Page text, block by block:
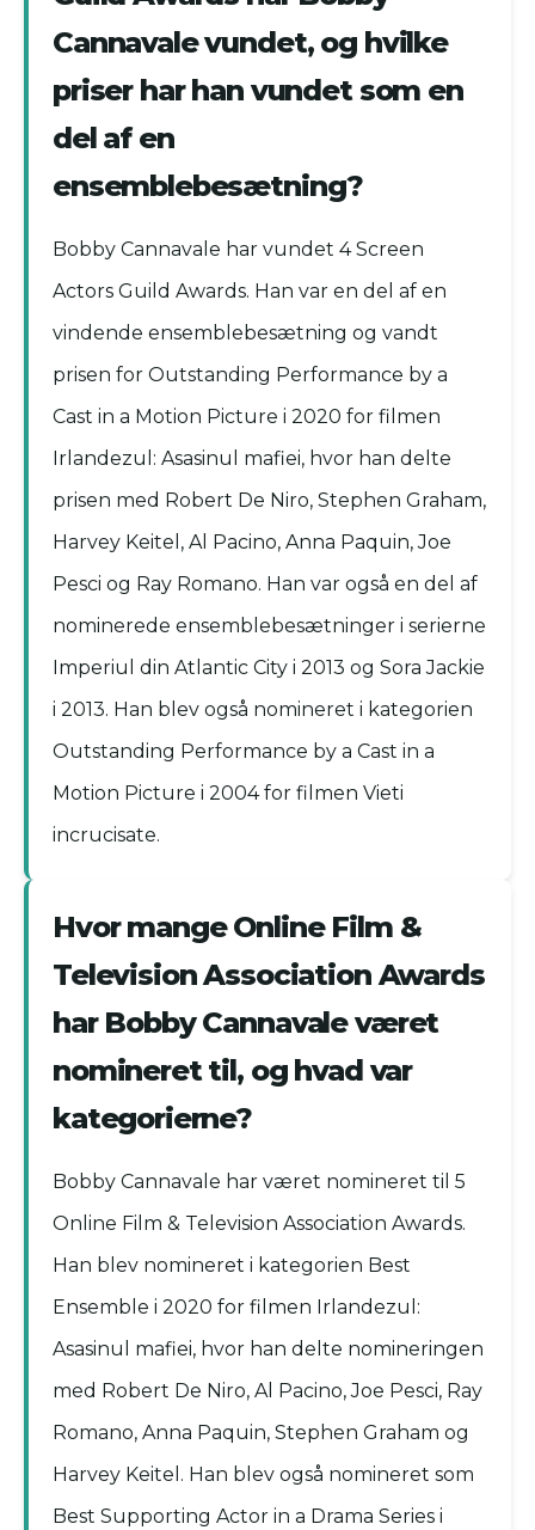
Cannavale vundet, og hvilke
priser har han vundet som en
del af en
ensemblebesætning?
Bobby Cannavale har vundet 4 Screen
Actors Guild Awards. Han var en del af en
vindende ensemblebesætning og vandt
prisen for Outstanding Performance by a
Cast in a Motion Picture i 2020 for filmen
Irlandezul: Asasinul mafiei, hvor han delte
prisen med Robert De Niro, Stephen Graham,
Harvey Keitel, Al Pacino, Anna Paquin, Joe
Pesci og Ray Romano. Han var også en del af
nominerede ensemblebesætninger i serierne
Imperiul din Atlantic City i 2013 og Sora Jackie
i 2013. Han blev også nomineret i kategorien
Outstanding Performance by a Cast in a
Motion Picture i 2004 for filmen Vieti
incrucisate.
Hvor mange Online Film &
Television Association Awards
har Bobby Cannavale været
nomineret til, og hvad var
kategorierne?
Bobby Cannavale har været nomineret til 5
Online Film & Television Association Awards.
Han blev nomineret i kategorien Best
Ensemble i 2020 for filmen Irlandezul:
Asasinul mafiei, hvor han delte nomineringen
med Robert De Niro, Al Pacino, Joe Pesci, Ray
Romano, Anna Paquin, Stephen Graham og
Harvey Keitel. Han blev også nomineret som
Best Supporting Actor in a Drama Series i